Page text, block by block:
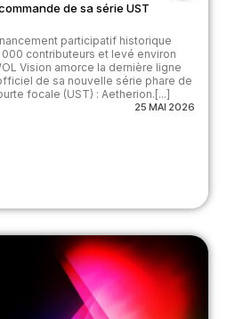
de sa série UST
participatif historique
contributeurs et levé environ
Vision amorce la dernière ligne
de sa nouvelle série phare de
focale (UST) : Aetherion.[...]
25 MAI 2026